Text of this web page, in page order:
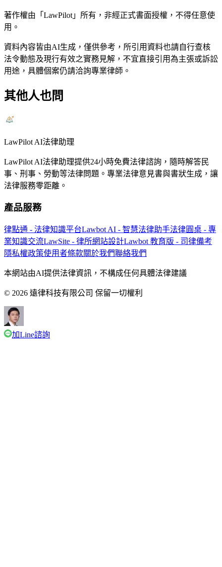
著作權由「LawPilot」所有，非經正式書面授權，不得任意使
用。
資料內容皆由AI生成，僅供參考，所引用資料也請自行查核
法令動態及現行有效之實務見解，不宜直接引用為主張或訴訟
用途，具體個案仍請洽詢專業律師。
其他人也問
LawPilot AI法律助理
LawPilot AI法律助理提供24小時免費法律諮詢，隨時解答民
事、刑事、勞動等法律問題。專業法律意見書與書狀生成，讓
法律服務零距離。
產品服務
律點通 - 法律知識平台Lawbot AI - 智慧法律助手法律圓桌 - 專
業知識交流LawSite - 律所網站設計Lawbot 教育版 - 司律備考
隱私權政策使用者條款關於我們聯絡我們
本網站由AI提供法律資訊，不構成任何具體法律建議
© 2026 遠律科技有限公司 保留一切權利
加Line諮詢